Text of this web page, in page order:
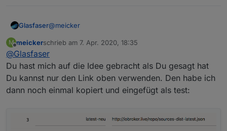
Glasfaser@meicker
da bin ich mal gespannt , müßte dann bei mir auch
gehen !?
M
Offline
meickerschrieb am 7. Apr. 2020, 18:35
zuletzt editiert von
@Glasfaser
Du hast mich auf die Idee gebracht als Du gesagt hat
Du kannst nur den Link oben verwenden. Den habe ich
dann noch einmal kopiert und eingefügt als test: